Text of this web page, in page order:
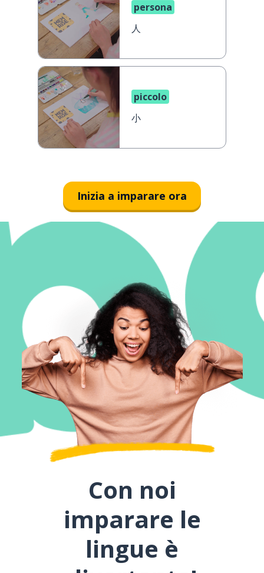
persona
人
piccolo
小
Inizia a imparare ora
Con noi
imparare le
lingue è